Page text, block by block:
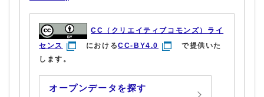
CC（クリエイティブコモンズ）ライ
センス
におけるCC-BY4.0
で提供いた
します。
オープンデータを探す